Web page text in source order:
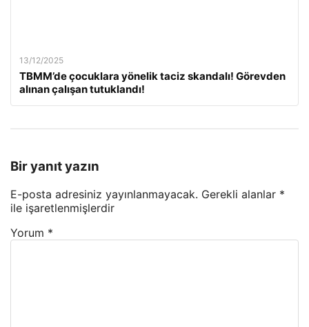
13/12/2025
TBMM’de çocuklara yönelik taciz skandalı! Görevden
alınan çalışan tutuklandı!
Bir yanıt yazın
E-posta adresiniz yayınlanmayacak. Gerekli alanlar *
ile işaretlenmişlerdir
Yorum *